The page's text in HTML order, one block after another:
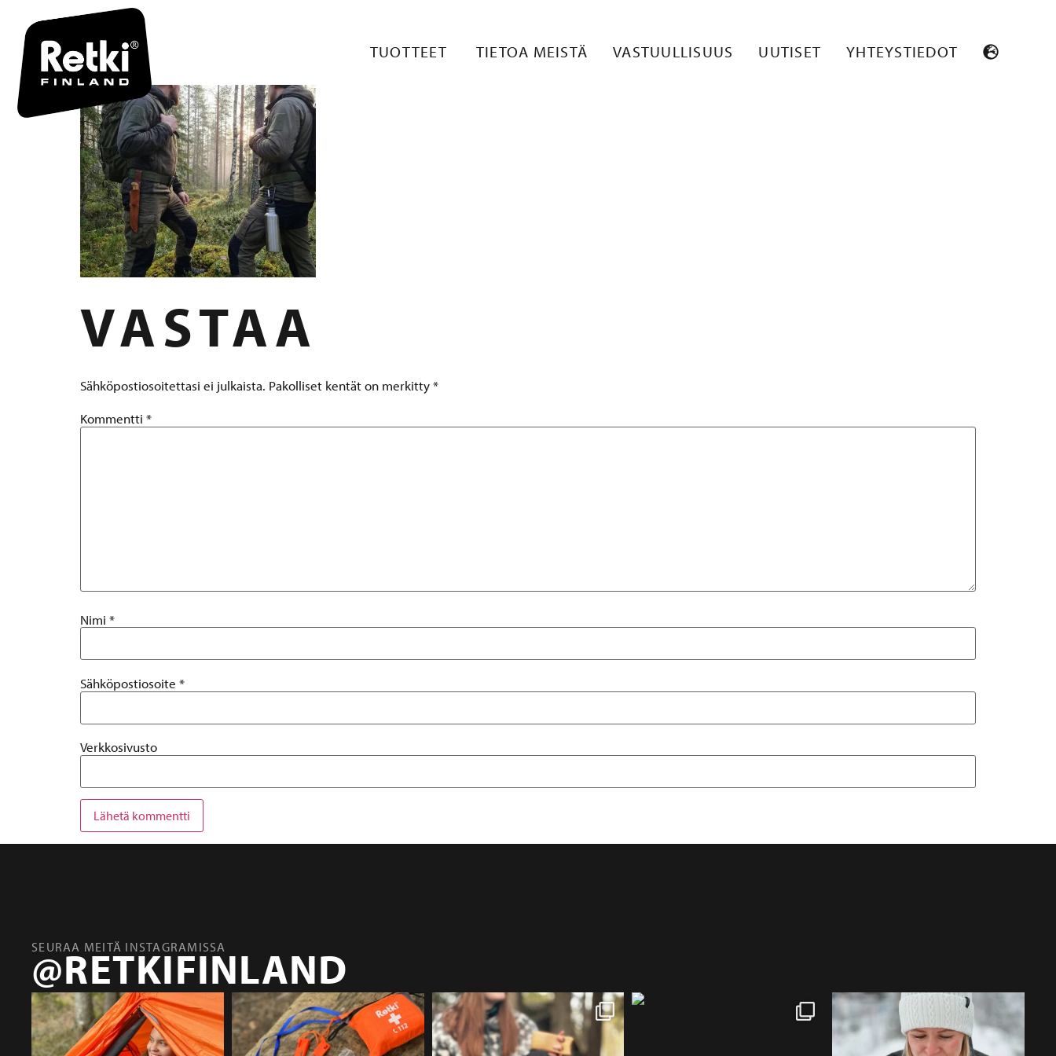
TUOTTEET TIETOA MEISTÄ VASTUULLISUUS UUTISET YHTEYSTIEDOT
VARUSTEVYÖ FIILISKUVA 2
VASTAA
Sähköpostiosoitettasi ei julkaista. Pakolliset kentät on merkitty*
Kommentti *
Nimi *
Sähköpostiosoite *
Verkkosivusto
SEURAA MEITÄ INSTAGRAMISSA
@RETKIFINLAND